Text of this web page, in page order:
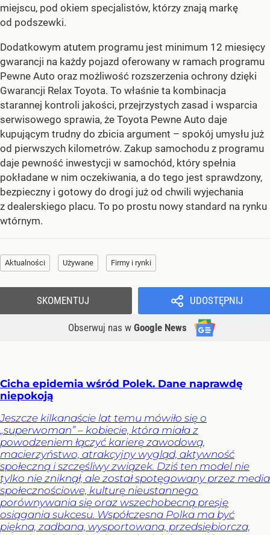
miejscu, pod okiem specjalistów, którzy znają markę
od podszewki.
Dodatkowym atutem programu jest minimum 12 miesięcy
gwarancji na każdy pojazd oferowany w ramach programu
Pewne Auto oraz możliwość rozszerzenia ochrony dzięki
Gwarancji Relax Toyota. To właśnie ta kombinacja
starannej kontroli jakości, przejrzystych zasad i wsparcia
serwisowego sprawia, że Toyota Pewne Auto daje
kupującym trudny do zbicia argument – spokój umysłu już
od pierwszych kilometrów. Zakup samochodu z programu
daje pewność inwestycji w samochód, który spełnia
pokładane w nim oczekiwania, a do tego jest sprawdzony,
bezpieczny i gotowy do drogi już od chwili wyjechania
z dealerskiego placu. To po prostu nowy standard na rynku
wtórnym.
Aktualności Używane Firmy i rynki
UDOSTĘPNIJ
Obserwuj nas w Google News
SKOMENTUJ
Cicha epidemia wśród Polek. Dane naprawdę
niepokoją
Jeszcze kilkanaście lat temu mówiło się o
„superwoman” – kobiecie, która miała z
powodzeniem łączyć karierę zawodową,
macierzyństwo, atrakcyjny wygląd, aktywność
społeczną i szczęśliwy związek. Dziś ten model nie
tylko nie zniknął, ale został spotęgowany przez media
społecznościowe, kulturę nieustannego
porównywania się oraz wszechobecną presję
osiągania sukcesu. Współczesna Polka ma być
piękna, zadbana, wysportowana, przedsiębiorcza,